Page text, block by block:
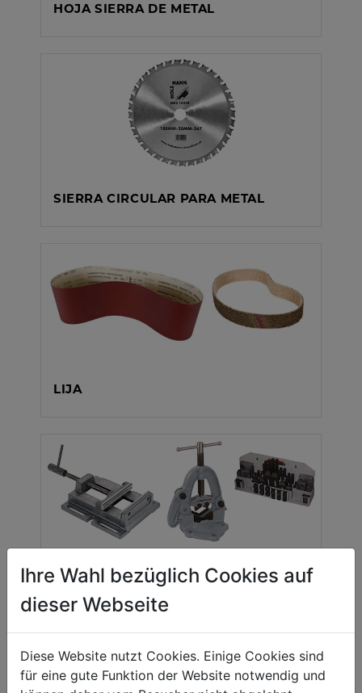
HOJA SIERRA DE METAL
SIERRA CIRCULAR PARA METAL
LIJA
TÉCNICA DE FIJACIÓN
Ihre Wahl bezüglich Cookies auf
dieser Webseite
Diese Website nutzt Cookies. Einige Cookies sind
für eine gute Funktion der Website notwendig und